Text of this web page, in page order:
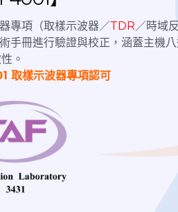
手動隔離箱 掀蓋式隔離箱
RF Shielding Box 掀蓋隔
色手動型
專項（取樣示波器／TDR ／時域
手冊進行驗證與校正，涵蓋主機
。
取樣示波器專項認可